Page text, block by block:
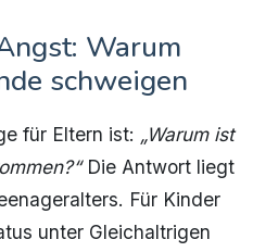
Warum
schweigen
für Eltern ist: „Warum ist
Die Antwort liegt
Für Kinder
unter Gleichaltrigen